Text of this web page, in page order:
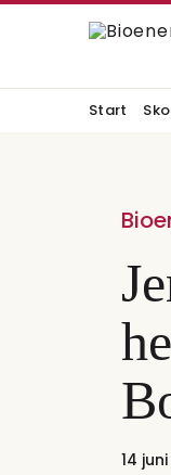
Start
14